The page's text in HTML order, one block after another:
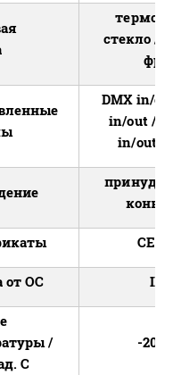
стекло /
DMX in/
in/out /
in/out /
CE,
от ОС
/
С
-